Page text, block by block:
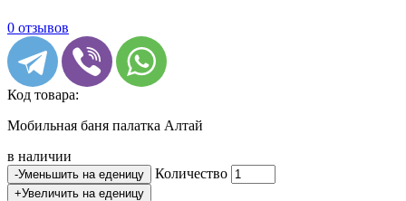
0 отзывов
Код товара:
Мобильная баня палатка Алтай
в наличии
-Уменьшить на еденицу Количество
+Увеличить на еденицу